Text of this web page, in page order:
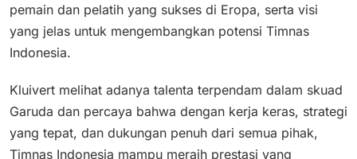
pemain dan pelatih yang sukses di Eropa, serta visi
yang jelas untuk mengembangkan potensi Timnas
Indonesia​.
Kluivert melihat adanya talenta terpendam dalam skuad
Garuda dan percaya bahwa dengan kerja keras, strategi
yang tepat, dan dukungan penuh dari semua pihak,
Timnas Indonesia mampu meraih prestasi yang